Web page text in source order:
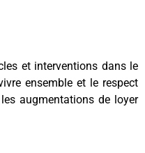
et interventions dans le
ensemble et le respect
augmentations de loyer